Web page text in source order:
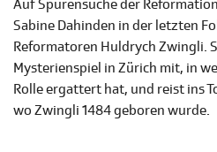
Auf Spurensuche der
Sabine Dahinden in der letzten
Reformatoren Huldrych Zwingli.
Mysterienspiel in Zürich mit, in
Rolle ergattert hat, und reist ins
wo Zwingli 1484 geboren wurde.